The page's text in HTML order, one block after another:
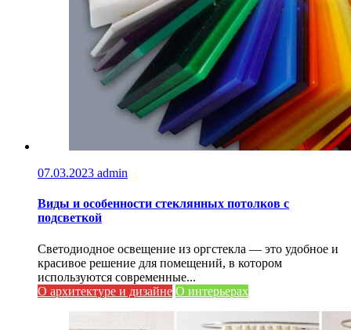
07.03.2023 admin
Виды и особенности стеклянных потолков с
подсветкой
Светодиодное освещение из оргстекла — это удобное и
красивое решение для помещений, в котором
используются современные...
О архитектуре и дизайне О интерьерах